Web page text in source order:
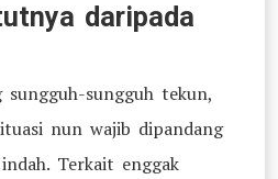
daripada
sungguh tekun,
nun wajib dipandang
Terkait enggak